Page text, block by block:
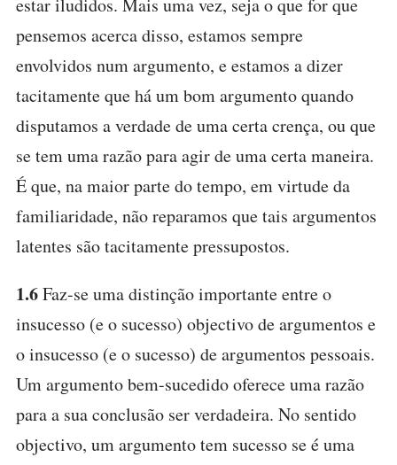
estar iludidos. Mais uma vez, seja o que for que
pensemos acerca disso, estamos sempre
envolvidos num argumento, e estamos a dizer
tacitamente que há um bom argumento quando
disputamos a verdade de uma certa crença, ou que
se tem uma razão para agir de uma certa maneira.
É que, na maior parte do tempo, em virtude da
familiaridade, não reparamos que tais argumentos
latentes são tacitamente pressupostos.
1.6Faz-se uma distinção importante entre o
insucesso (e o sucesso) objectivo de argumentos e
o insucesso (e o sucesso) de argumentos pessoais.
Um argumento bem-sucedido oferece uma razão
para a sua conclusão ser verdadeira. No sentido
objectivo, um argumento tem sucesso se é uma